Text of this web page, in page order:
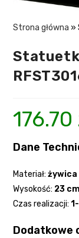
Strona główna »
176.70
Dane
Materiał:żywica
Wysokość: 23 cm
Czas realizacji:
Dodatkowe